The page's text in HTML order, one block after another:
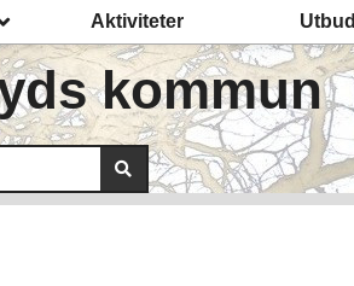
Aktiviteter Utbud
kommun